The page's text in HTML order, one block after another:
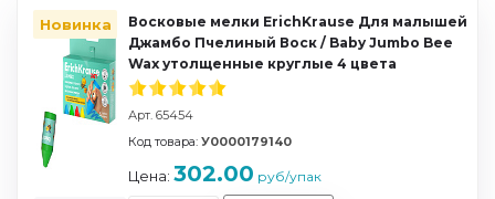
Новинка
Восковые мелки ErichKrause Для малышей
Джамбо Пчелиный Воск / Baby Jumbo Bee
Wax утолщенные круглые 4 цвета
Арт. 65454
Код товара: У0000179140
Цена: 302.00 руб/упак